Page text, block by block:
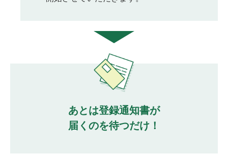
あとは登録通知書が
届くのを待つだけ！